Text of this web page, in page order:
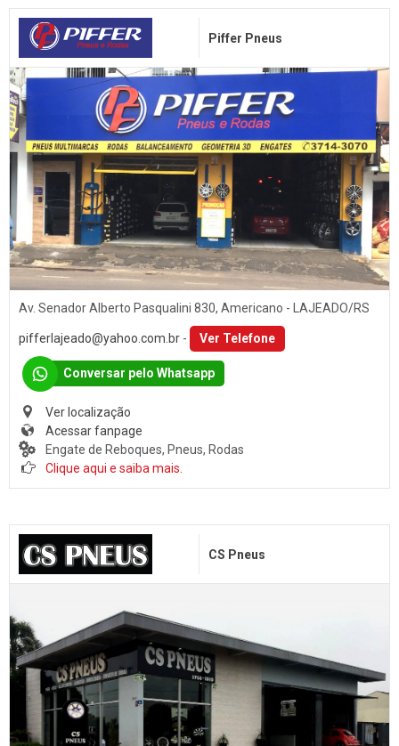
Piffer Pneus
Av. Senador Alberto Pasqualini 830, Americano - LAJEADO/RS
pifferlajeado@yahoo.com.br - Ver Telefone
Conversar pelo Whatsapp
Ver localização
Acessar fanpage
Engate de Reboques, Pneus, Rodas
Clique aqui e saiba mais.
CS Pneus